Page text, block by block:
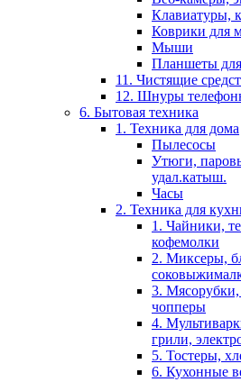
Клавиатуры,
Коврики для
Мыши
Планшеты
11. Чистящие
12. Шнуры
6. Бытовая техника
1. Техника для дома
Пылесосы
Утюги,
удал.катыш.
Часы
2. Техника для
1. Чайники,
кофемолки
2. Миксеры,
3.
чопперы
4.
грили,
5. Тостеры,
6. Кухонные